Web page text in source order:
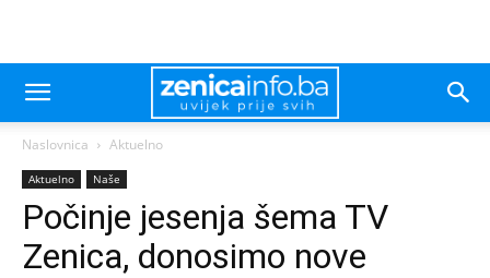
Naslovnica Aktuelno
Aktuelno Naše
Počinje jesenja šema TV
Zenica, donosimo nove